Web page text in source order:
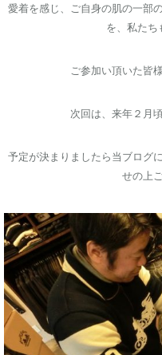
愛着を感じ、ご自身の肌の一部
を、私たち
ご参加い頂いた皆
次回は、来年２月
予定が決まりましたら当ブログ
せの上